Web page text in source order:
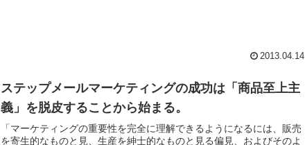
2013.04.14
ステップメールマーケティングの成功は「商品至上主
義」を脱皮することから始まる。
「マーケティングの重要性を完全に理解できるようになるには、販売
を寄生的なものと見、生産を紳士的なものと見る偏見、およびそのよ